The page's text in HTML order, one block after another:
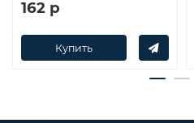
162 р
Купить